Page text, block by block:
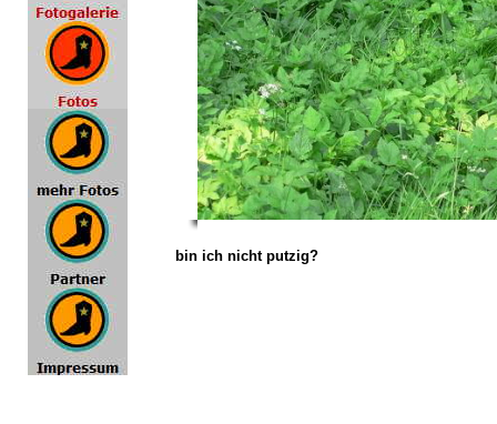
bin ich nicht putzig?